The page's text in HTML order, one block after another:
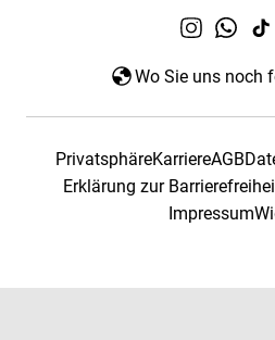
Wo Sie uns noch
PrivatsphäreKarriereAGB
Erklärung zur
Impressum